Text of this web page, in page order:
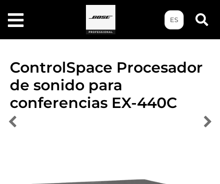
ES
ControlSpace Procesador
de sonido para
conferencias EX-440C